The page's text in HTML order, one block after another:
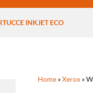
INKJET ECO
Home»Xerox»